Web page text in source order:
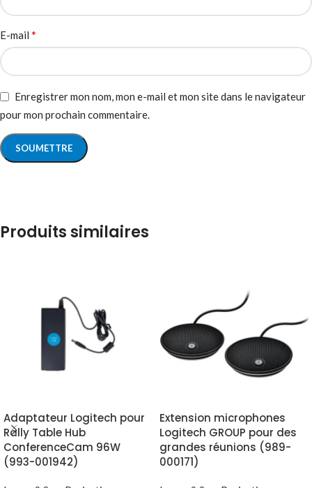
E-mail *
Enregistrer mon nom, mon e-mail et mon site dans le navigateur
pour mon prochain commentaire.
Produits similaires
Adaptateur Logitech pour
Rally Table Hub
ConferenceCam 96W
(993-001942)
Extension microphones
Logitech GROUP pour des
grandes réunions (989-
000171)